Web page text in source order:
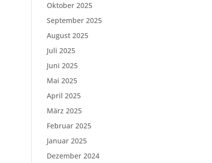
Oktober 2025
September 2025
August 2025
Juli 2025
Juni 2025
Mai 2025
April 2025
März 2025
Februar 2025
Januar 2025
Dezember 2024